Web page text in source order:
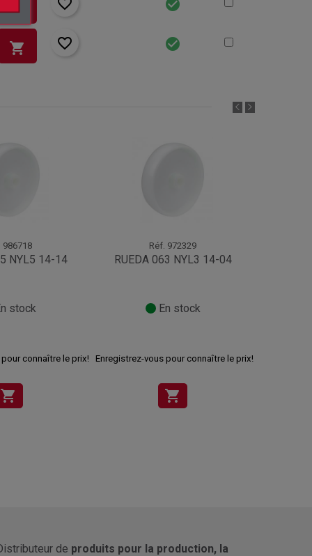
shopping_cart check_circle
shopping_cart favorite_border check_circle
986718
NYL5 14-14
stock
connaître le prix!
shopping_cart
Réf. 972329
RUEDA 063 NYL3 14-04
En stock
Enregistrez-vous pour connaître le prix!
shopping_cart
de produits pour la production, la